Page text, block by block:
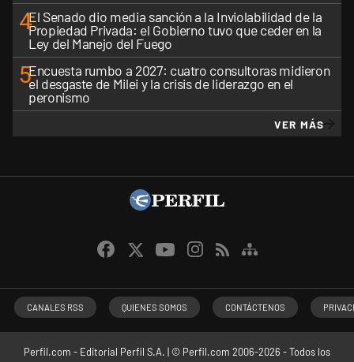
4El Senado dio media sanción a la Inviolabilidad de la
Propiedad Privada: el Gobierno tuvo que ceder en la
Ley del Manejo del Fuego
5Encuesta rumbo a 2027: cuatro consultoras midieron
el desgaste de Milei y la crisis de liderazgo en el
peronismo
VER MÁS
CANALES RSS QUIENES SOMOS CONTÁCTENOS
Perfil.com - Editorial Perfil S.A. | © Perfil.com 2006-2026 - Todos los